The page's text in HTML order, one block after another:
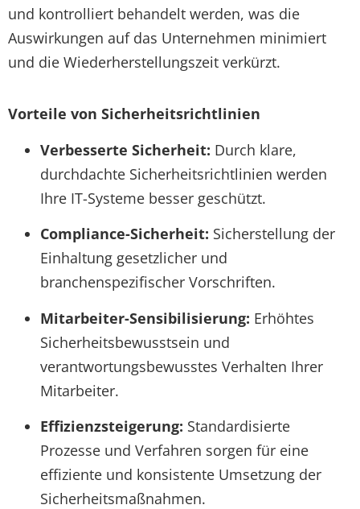
und kontrolliert behandelt werden, was die
Auswirkungen auf das Unternehmen minimiert
und die Wiederherstellungszeit verkürzt.
Vorteile von Sicherheitsrichtlinien
Verbesserte Sicherheit: Durch klare,
durchdachte Sicherheitsrichtlinien werden
Ihre IT-Systeme besser geschützt.
Compliance-Sicherheit: Sicherstellung der
Einhaltung gesetzlicher und
branchenspezifischer Vorschriften.
Mitarbeiter-Sensibilisierung: Erhöhtes
Sicherheitsbewusstsein und
verantwortungsbewusstes Verhalten Ihrer
Mitarbeiter.
Effizienzsteigerung: Standardisierte
Prozesse und Verfahren sorgen für eine
effiziente und konsistente Umsetzung der
Sicherheitsmaßnahmen.